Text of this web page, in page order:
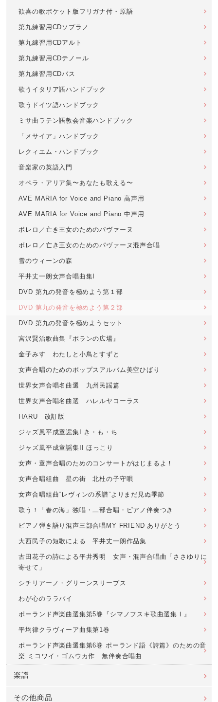
歓喜の歌ポケット版フリガナ付・原語
第九練習用CDソプラノ
第九練習用CDアルト
第九練習用CDテノール
第九練習用CDバス
歌うイタリア語ハンドブック
歌うドイツ語ハンドブック
ミサ曲ラテン語教会音楽ハンドブック
「メサイア」ハンドブック
レクィエム・ハンドブック
音楽家の英語入門
オペラ・アリア集〜あなたも歌える〜
AVE MARIA for Voice and Piano 高声用
AVE MARIA for Voice and Piano 中声用
ボレロ／亡き王女のためのパヴァーヌ
ボレロ／亡き王女のためのパヴァーヌ混声合唱
雪のウィーンの森
平井丈一朗女声合唱曲集I
DVD 第九の発音を極めよう第１部
DVD 第九の発音を極めよう第２部
DVD 第九の発音を極めようセット
宮沢賢治歌曲集『ポランの広場』
金子みすゞわたしと小鳥とすずと
女声合唱のためのポップスアルバム美空ひばり
世界女声合唱名曲選 九州民謡篇
世界女声合唱名曲選 ハレルヤコーラス
HARU 改訂版
ジャズ風平成童謡集I き・も・ち
ジャズ風平成童謡集II ほっこり
女声・童声合唱のためのコンサートがはじまるよ！
女声合唱組曲 星の街 北杜の子守唄
女声合唱組曲“レヴィンの系譜”よりまだ見ぬ季節
歌う！「春の海」独唱・二部合唱・ピアノ伴奏つき
ピアノ弾き語り混声三部合唱MY FRIEND ありがとう
大西民子の短歌による 平井丈一朗作品集
古田花子の詩による平井秀明 女声・混声合唱曲「ささゆりに
寄せて」
シチリアーノ・グリーンスリーブス
わが心のララバイ
ポーランド声楽曲選集第5巻『シマノフスキ歌曲選集Ⅰ』
平均律クラヴィーア曲集第1巻
ポーランド声楽曲選集第6巻 ポーランド語《詩篇》のための音
楽 ミコワイ・ゴムウカ作 無伴奏合唱曲
楽譜
その他商品